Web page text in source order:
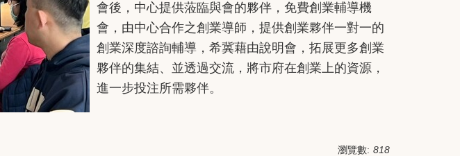
會後，中心提供蒞臨與會的夥伴，免費創業輔導機
會，由中心合作之創業導師，提供創業夥伴一對一的
創業深度諮詢輔導，希冀藉由說明會，拓展更多創業
夥伴的集結、並透過交流，將市府在創業上的資源，
進一步投注所需夥伴。
瀏覽數: 818